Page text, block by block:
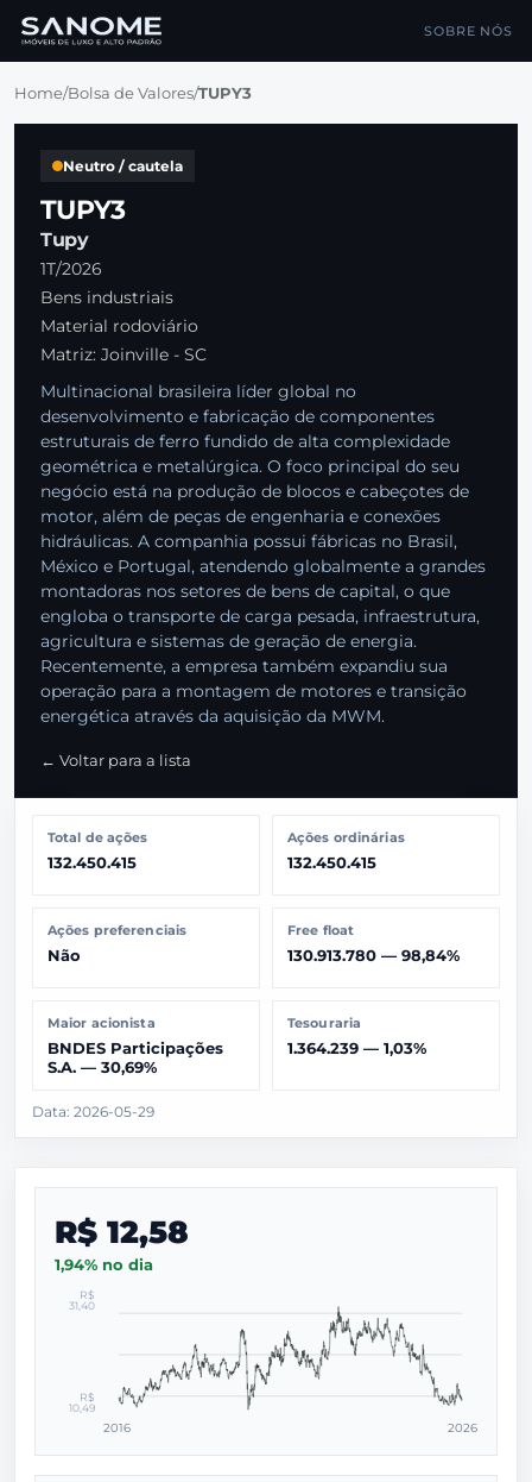
SOBRE NÓS
Home/Bolsa de Valores/TUPY3
Neutro / cautela
TUPY3
Tupy
1T/2026
Bens industriais
Material rodoviário
Matriz: Joinville - SC
Multinacional brasileira líder global no
desenvolvimento e fabricação de componentes
estruturais de ferro fundido de alta complexidade
geométrica e metalúrgica. O foco principal do seu
negócio está na produção de blocos e cabeçotes de
motor, além de peças de engenharia e conexões
hidráulicas. A companhia possui fábricas no Brasil,
México e Portugal, atendendo globalmente a grandes
montadoras nos setores de bens de capital, o que
engloba o transporte de carga pesada, infraestrutura,
agricultura e sistemas de geração de energia.
Recentemente, a empresa também expandiu sua
operação para a montagem de motores e transição
energética através da aquisição da MWM.
← Voltar para a lista
Total de ações
132.450.415
Ações ordinárias
132.450.415
Ações preferenciais
Não
Free float
130.913.780 — 98,84%
Maior acionista
BNDES Participações
S.A. — 30,69%
Tesouraria
1.364.239 — 1,03%
Data: 2026-05-29
R$ 12,58
1,94% no dia
R$
31,40
R$
10,49
2016 2026